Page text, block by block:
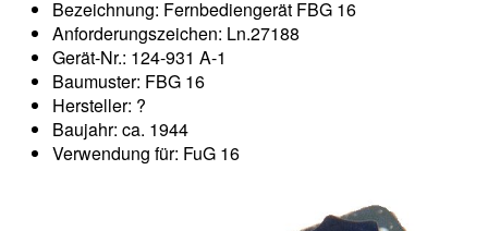
Bezeichnung: Fernbediengerät FBG 16
Anforderungszeichen: Ln.27188
Gerät-Nr.: 124-931 A-1
Baumuster: FBG 16
Hersteller: ?
Baujahr: ca. 1944
Verwendung für: FuG 16